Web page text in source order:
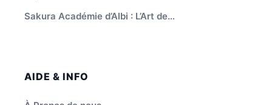
Sakura Académie d’Albi : L’Art de…
AIDE & INFO